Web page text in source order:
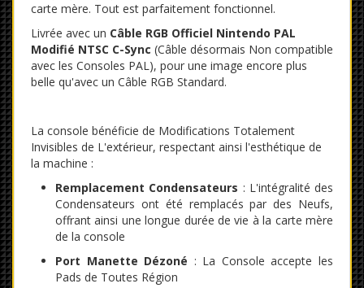
carte mère. Tout est parfaitement fonctionnel.
Livrée avec un Câble RGB Officiel Nintendo PAL
Modifié NTSC C-Sync (Câble désormais Non compatible
avec les Consoles PAL), pour une image encore plus
belle qu'avec un Câble RGB Standard.
La console bénéficie de Modifications Totalement
Invisibles de L'extérieur, respectant ainsi l'esthétique de
la machine :
Remplacement Condensateurs : L'intégralité des
Condensateurs ont été remplacés par des Neufs,
offrant ainsi une longue durée de vie à la carte mère
de la console
Port Manette Dézoné : La Console accepte les
Pads de Toutes Région